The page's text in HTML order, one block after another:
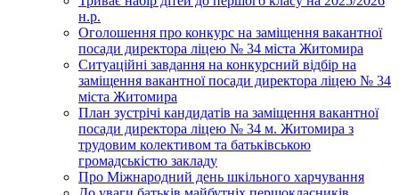
н.р.
Оголошення про конкурс на заміщення вакантної
посади директора ліцею № 34 міста Житомира
Ситуаційні завдання на конкурсний відбір на
заміщення вакантної посади директора ліцею № 34
міста Житомира
План зустрічі кандидатів на заміщення вакантної
посади директора ліцею № 34 м. Житомира з
трудовим колективом та батьківською
громадськістю закладу
Про Міжнародний день шкільного харчування